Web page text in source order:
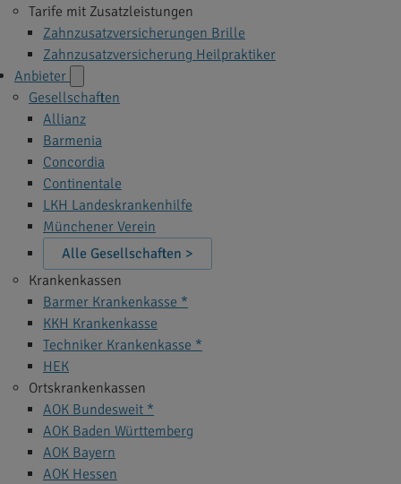
Tarife mit Zusatzleistungen
Zahnzusatzversicherungen Brille
Zahnzusatzversicherung Heilpraktiker
Anbieter
Gesellschaften
Allianz
Barmenia
Concordia
Continentale
LKH Landeskrankenhilfe
Münchener Verein
Alle Gesellschaften >
Krankenkassen
Barmer Krankenkasse *
KKH Krankenkasse
Techniker Krankenkasse *
HEK
Ortskrankenkassen
AOK Bundesweit *
AOK Baden Württemberg
AOK Bayern
AOK Hessen